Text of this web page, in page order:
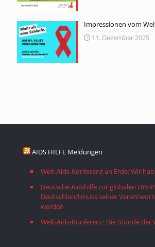
Impressionen vom
11. Dezember 2025
AIDS HILFE Meldungen
Welt-Aids-Konferenz an Erde: Wir
Deutsche Aidshilfe zur globalen HIV-
Deutschland muss seiner
werden
Welt-Aids-Konferenz: Die Stunde der